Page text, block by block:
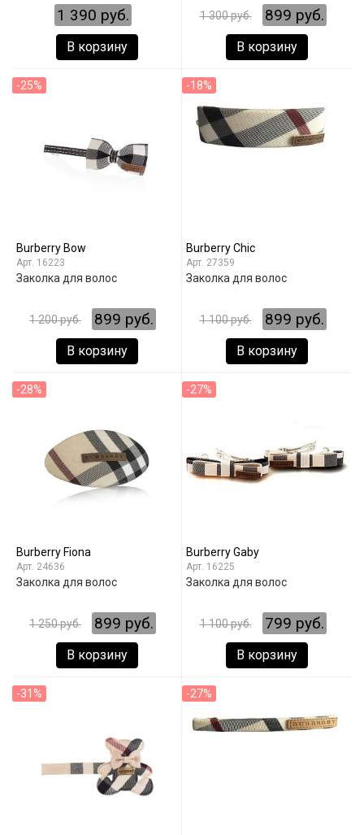
1 390 руб.
В корзину
1 300 руб. 899 руб.
В корзину
-25%
Burberry Bow
16223
Заколка для волос
1 200 руб. 899 руб.
В корзину
-18%
Burberry Chic
27359
Заколка для волос
1 100 руб. 899 руб.
В корзину
-28%
Burberry Fiona
24636
Заколка для волос
1 250 руб. 899 руб.
В корзину
-27%
Burberry Gaby
16225
Заколка для волос
1 100 руб. 799 руб.
В корзину
-31% -27%